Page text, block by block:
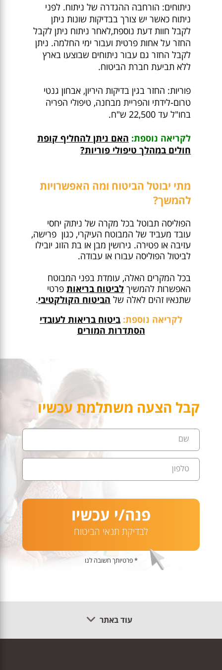
ניתוחים: הורחבה ההגדרה של ניתוח. לפני
ניתוח כאשר יש צורך בבדיקות שונות ניתן
לקבל חוות דעת נוספת,לאחר ניתוח ניתן לקבל
החזר על אחות פרטית ועבור ימי החלמה. ניתן
לקבל החזר גם עבור ניתוחים שבוצעו בארץ
ללא תביעת חברת הביטוח.
פוריות: החזר בגין בדיקות היריון, אבחון גנטי
טרום-לידתי והפריית מבחנה, טיפולי הפריה
בחו"ל עד 22,500 ש"ח.
לקריאה נוספת: האם ניתן להחליף קופת
חולים במהלך טיפולי פוריות?
מתי יבוטל הביטוח ומה האפשרויות
להמשך?
הפוליסה תבוטל בכל מקרה של ניתוק יחסי
עובד מעביד של המבוטח העיקרי, כגון פרישה,
עזיבה או פטירה. גירושין מבן או בת הזוג יובילו
לביטול הפוליסה עבורו או עבודה.
בכל המקרים האלה, עומדת בפני המבוטח
האפשרות להמשיך לביטוח בריאותפרטי
שתנאיו זהים לאלה של הביטוח הקולקטיבי.
לקריאה נוספת: ביטוח בריאות לעובדי
הסתדרות המורים
קבל הצעה משתלמת עכשיו
שם
טלפון
פנה/י עכשיו
לבדיקת תנאי הביטוח
* פרטיותך חשובה לנו
עוד באתר